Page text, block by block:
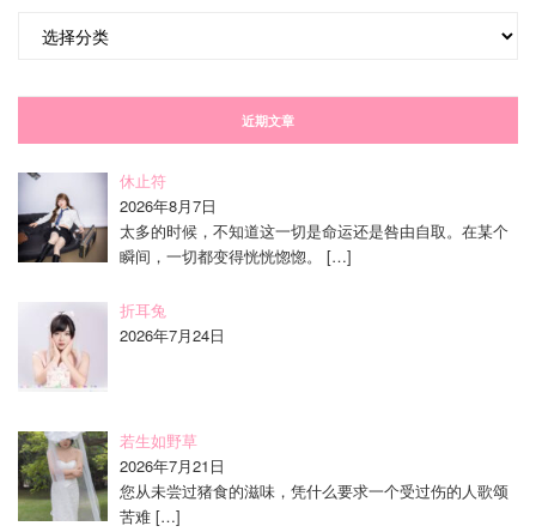
近期文章
休止符
2026年8月7日
太多的时候，不知道这一切是命运还是咎由自取。在某个
瞬间，一切都变得恍恍惚惚。 […]
折耳兔
2026年7月24日
若生如野草
2026年7月21日
您从未尝过猪食的滋味，凭什么要求一个受过伤的人歌颂
苦难[…]